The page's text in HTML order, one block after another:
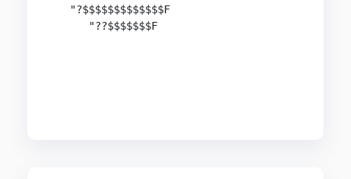
"?$$$$$$$$$$$$$F
"??$$$$$$$F